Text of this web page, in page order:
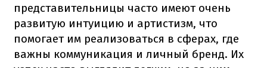
представительницы часто имеют очень
развитую интуицию и артистизм, что
помогает им реализоваться в сферах, где
важны коммуникация и личный бренд. Их